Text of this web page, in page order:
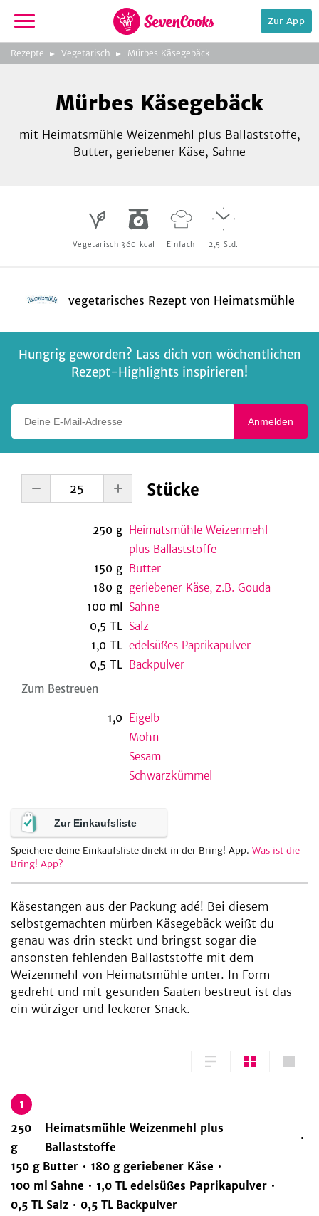
zur
Startseite
Zur App
Rezepte Vegetarisch Mürbes Käsegebäck
Bild
3
zeigen
Mürbes Käsegebäck
mit Heimatsmühle Weizenmehl plus Ballaststoffe,
Butter, geriebener Käse, Sahne
Vegetarisch 360 kcal Einfach 2,5 Std.
vegetarisches Rezept von Heimatsmühle
Hungrig geworden? Lass dich von wöchentlichen
Rezept-Highlights inspirieren!
Anmelden
Stücke
250 g Heimatsmühle Weizenmehl
plus Ballaststoffe
150 g Butter
180 g geriebener Käse, z.B. Gouda
100 ml
Sahne
0,5 TL Salz
1,0 TL edelsüßes Paprikapulver
0,5 TL Backpulver
Zum Bestreuen
1,0 Eigelb
Mohn
Sesam
Schwarzkümmel
Zur Einkaufsliste
Speichere deine Einkaufsliste direkt in der Bring! App. Was ist die
Bring! App?
Käsestangen aus der Packung adé! Bei diesem
selbstgemachten mürben Käsegebäck weißt du
genau was drin steckt und bringst sogar die
ansonsten fehlenden Ballaststoffe mit dem
Weizenmehl von Heimatsmühle unter. In Form
gedreht und mit gesunden Saaten bestreut ist das
ein würziger und leckerer Snack.
1
250
g
Heimatsmühle Weizenmehl plus
Ballaststoffe
150 g Butter 180 g geriebener Käse
100 ml Sahne 1,0 TL edelsüßes Paprikapulver
0,5 TL Salz 0,5 TL Backpulver